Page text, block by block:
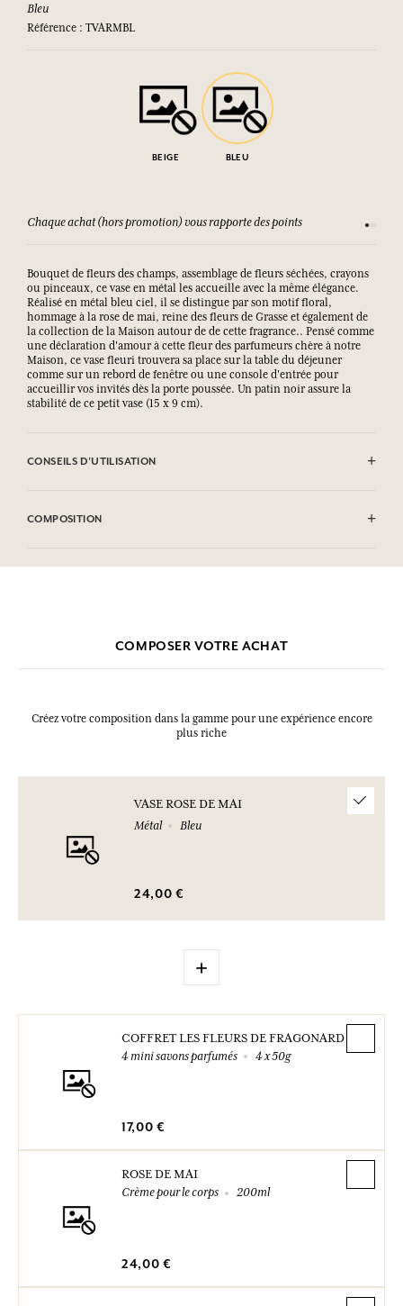
Bleu
Référence : TVARMBL
BEIGE BLEU
Chaque achat (hors promotion) vous rapporte des points
Bouquet de fleurs des champs, assemblage de fleurs séchées, crayons
ou pinceaux, ce vase en métal les accueille avec la même élégance.
Réalisé en métal bleu ciel, il se distingue par son motif floral,
hommage à la rose de mai, reine des fleurs de Grasse et également de
la collection de la Maison autour de de cette fragrance.. Pensé comme
une déclaration d'amour à cette fleur des parfumeurs chère à notre
Maison, ce vase fleuri trouvera sa place sur la table du déjeuner
comme sur un rebord de fenêtre ou une console d'entrée pour
accueillir vos invités dès la porte poussée. Un patin noir assure la
stabilité de ce petit vase (15 x 9 cm).
CONSEILS D'UTILISATION
COMPOSITION
COMPOSER VOTRE ACHAT
Créez votre composition dans la gamme pour une expérience encore
plus riche
VASE ROSE DE MAI
Métal
Bleu
24,00 €
+
COFFRET LES FLEURS DE FRAGONARD
4 mini savons parfumés
4 x 50g
17,00 €
ROSE DE MAI
Crème pour le corps
200ml
24,00 €